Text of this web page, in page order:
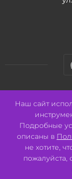
2026 © ООО "СВК"/
ИНН
Pulse
Наш сайт
Подробные
описаны в
не хотите,
пожалуйста,